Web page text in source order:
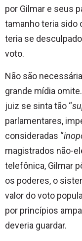
por Gilmar e seus
tamanho teria sido
teria se
voto.
Não são
grande mídia
juiz se sinta tão “
parlamentares,
consideradas “
magistrados não-
telefônica, Gilmar
os poderes, o
valor do voto
por princípios
deveria guardar.